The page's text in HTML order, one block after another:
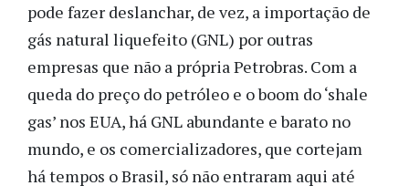
pode fazer deslanchar, de vez, a importação de
gás natural liquefeito (GNL) por outras
empresas que não a própria Petrobras. Com a
queda do preço do petróleo e o boom do ‘shale
gas’ nos EUA, há GNL abundante e barato no
mundo, e os comercializadores, que cortejam
há tempos o Brasil, só não entraram aqui até